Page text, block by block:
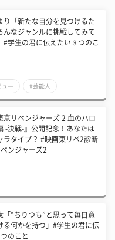
り「新たな自分を見つけるた
んなジャンルに挑戦してみて
#学生の君に伝えたい３つのこ
ュー #芸能人
京リベンジャーズ 2 血のハロ
-決戦-』公開記念！あなたは
ラタイプ？ #映画東リベ2診断
ンジャーズ2
「“ちりつも”と思って毎⽇意
る何かを持つ」#学生の君に伝
のこと